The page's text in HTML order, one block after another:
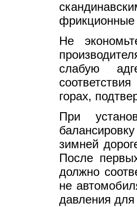
фрикционные
Не
слабую
горах,
При
зимней
После
должно
не
давления